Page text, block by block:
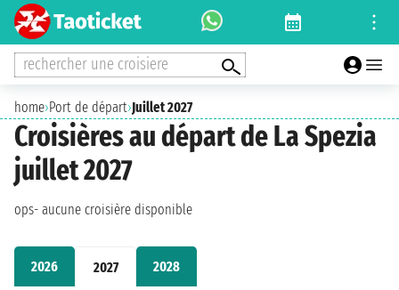
rechercher une croisiere
home›Port de départ›Juillet 2027
Croisières au départ de La Spezia
juillet 2027
2026 2027 2028
ops- aucune croisière disponible